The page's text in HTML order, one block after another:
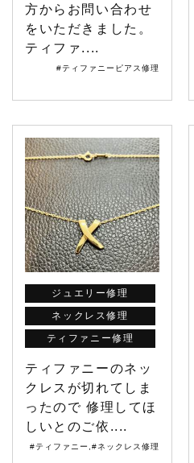
方からお問い合わせ
をいただきました。
ティファ....
#ティファニーピアス修理
ジュエリー修理
ネックレス修理
ティファニー修理
ティファニーのネッ
クレスが切れてしま
ったので 修理してほ
しいとのご依....
#ティファニー #ネックレス修理